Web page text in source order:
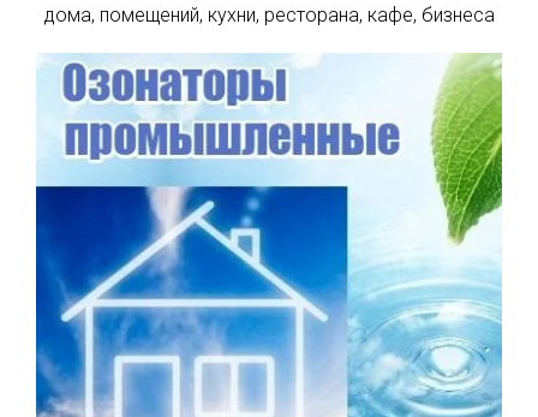
дома, помещений, кухни, ресторана, кафе, бизнеса